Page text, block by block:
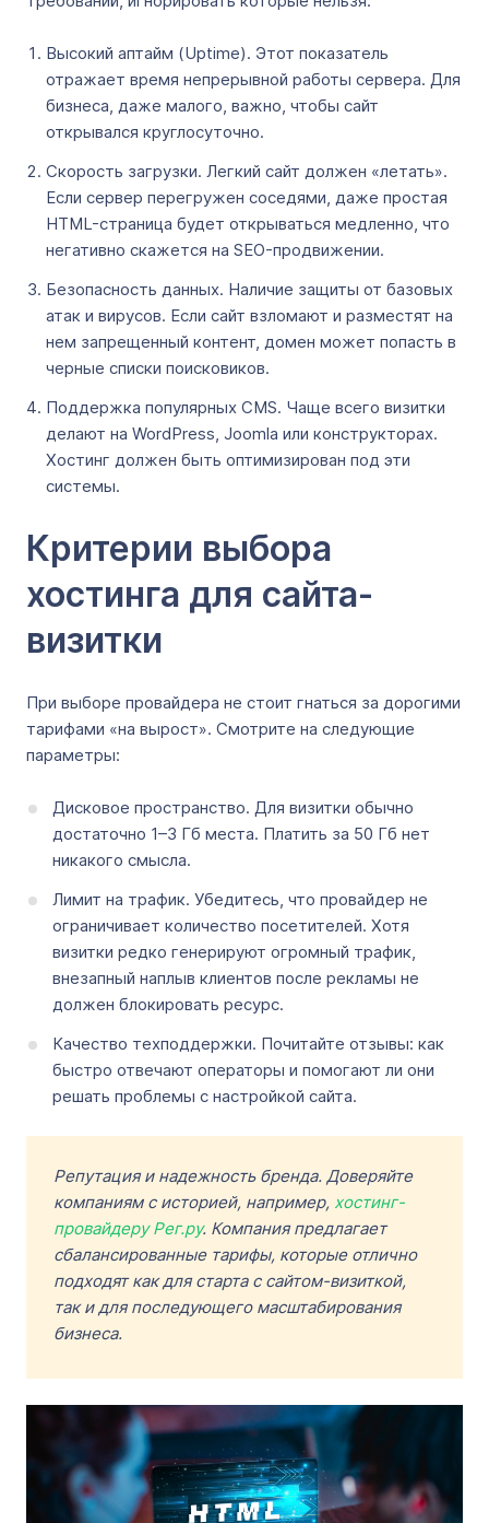
Высокий аптайм (Uptime). Этот показатель
отражает время непрерывной работы сервера. Для
бизнеса, даже малого, важно, чтобы сайт
открывался круглосуточно.
Скорость загрузки. Легкий сайт должен «летать».
Если сервер перегружен соседями, даже простая
HTML-страница будет открываться медленно, что
негативно скажется на SEO-продвижении.
Безопасность данных. Наличие защиты от базовых
атак и вирусов. Если сайт взломают и разместят на
нем запрещенный контент, домен может попасть в
черные списки поисковиков.
Поддержка популярных CMS. Чаще всего визитки
делают на WordPress, Joomla или конструкторах.
Хостинг должен быть оптимизирован под эти
системы.
Критерии выбора
хостинга для сайта-
визитки
При выборе провайдера не стоит гнаться за дорогими
тарифами «на вырост». Смотрите на следующие
параметры:
Дисковое пространство. Для визитки обычно
достаточно 1–3 Гб места. Платить за 50 Гб нет
никакого смысла.
Лимит на трафик. Убедитесь, что провайдер не
ограничивает количество посетителей. Хотя
визитки редко генерируют огромный трафик,
внезапный наплыв клиентов после рекламы не
должен блокировать ресурс.
Качество техподдержки. Почитайте отзывы: как
быстро отвечают операторы и помогают ли они
решать проблемы с настройкой сайта.
Репутация и надежность бренда. Доверяйте
компаниям с историей, например, хостинг-
провайдеру Рег.ру. Компания предлагает
сбалансированные тарифы, которые отлично
подходят как для старта с сайтом-визиткой,
так и для последующего масштабирования
бизнеса.